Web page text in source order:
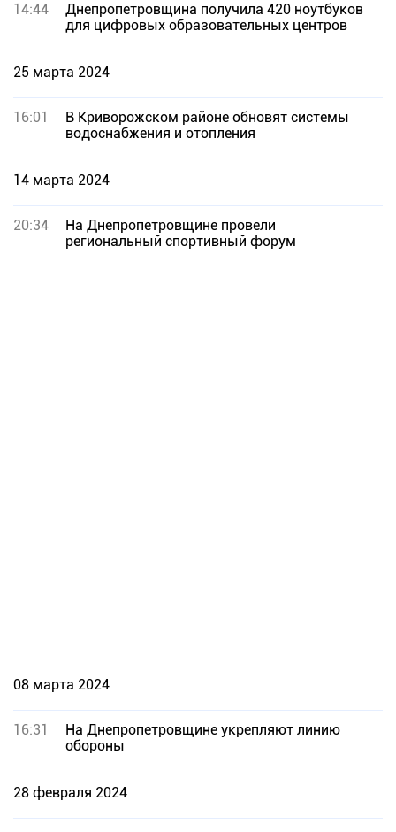
14:44
Днепропетровщина получила 420 ноутбуков
для цифровых образовательных центров
25 марта 2024
16:01
В Криворожском районе обновят системы
водоснабжения и отопления
14 марта 2024
20:34
На Днепропетровщине провели
региональный спортивный форум
08 марта 2024
16:31
На Днепропетровщине укрепляют линию
обороны
28 февраля 2024